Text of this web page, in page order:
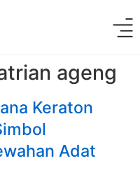
ageng
Keraton
Adat